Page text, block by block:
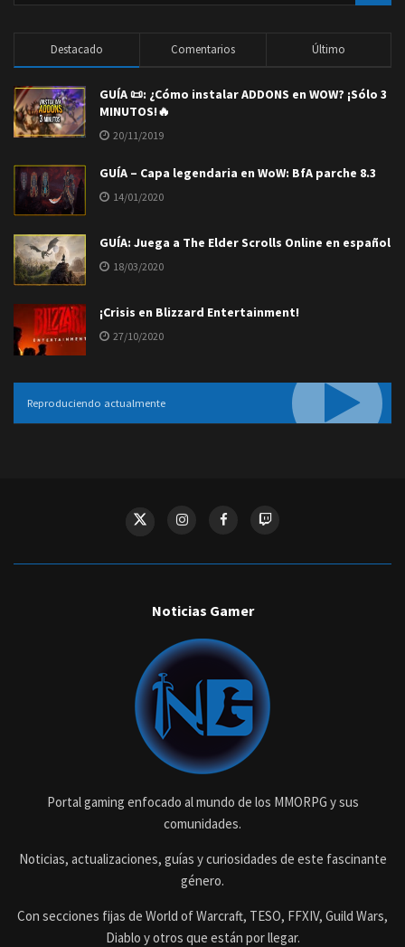
Destacado Comentarios Último
GUÍA 📜: ¿Cómo instalar ADDONS en WOW? ¡Sólo 3
MINUTOS!🔥
20/11/2019
GUÍA – Capa legendaria en WoW: BfA parche 8.3
14/01/2020
GUÍA: Juega a The Elder Scrolls Online en español
18/03/2020
¡Crisis en Blizzard Entertainment!
27/10/2020
Reproduciendo actualmente
Noticias Gamer
Portal gaming enfocado al mundo de los MMORPG y sus
comunidades.
Noticias, actualizaciones, guías y curiosidades de este fascinante
género.
Con secciones fijas de World of Warcraft, TESO, FFXIV, Guild Wars,
Diablo y otros que están por llegar.